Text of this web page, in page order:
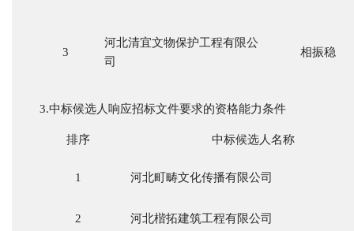
3
河北清宜文物保护工程有限公
司
相振稳
3.中标候选人响应招标文件要求的资格能力条件
排序 中标候选人名称
1 河北町畴文化传播有限公司
2 河北楷拓建筑工程有限公司